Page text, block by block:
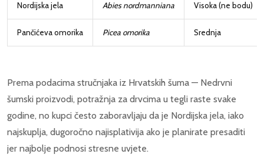
Nordijska jela Abies nordmanniana Visoka (ne bodu)
Pančićeva omorika Picea omorika Srednja
Prema podacima stručnjaka iz Hrvatskih šuma — Nedrvni
šumski proizvodi, potražnja za drvcima u tegli raste svake
godine, no kupci često zaboravljaju da je Nordijska jela, iako
najskuplja, dugoročno najisplativija ako je planirate presaditi
jer najbolje podnosi stresne uvjete.